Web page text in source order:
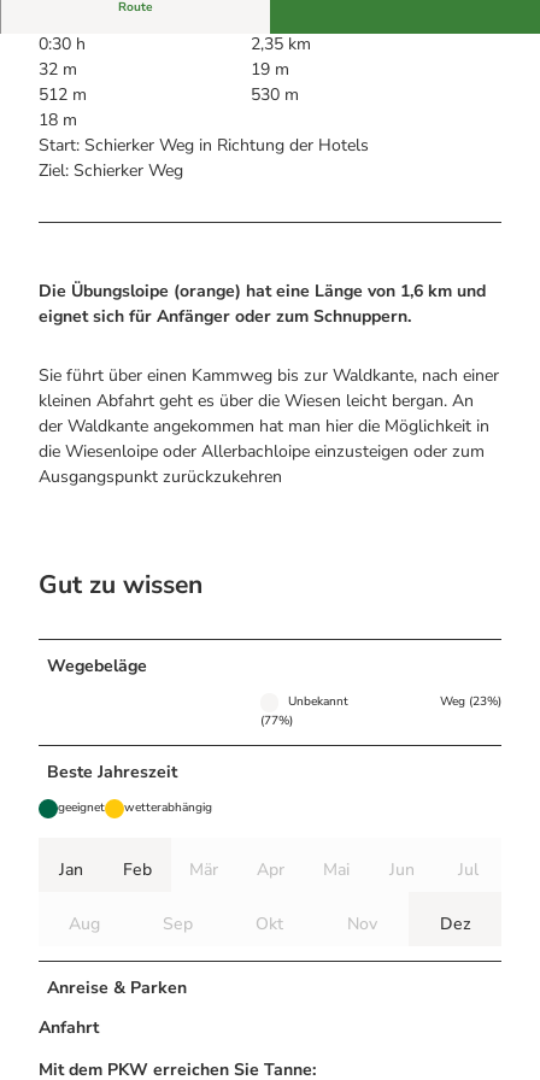
Bogenschiessen in Hohegeiss
Noch lange nicht Schicht im Schacht
Die Eisflüsterer: Harzer Falken
Wanderführer Jörg Kühnhold
Informationen für Gastgeberinnen
Kulinarik
Einkaufen
Webcams
Route
0:30 h
2,35 km
32 m
19 m
512 m
530 m
18 m
Start: Schierker Weg in Richtung der Hotels
Ziel: Schierker Weg
Die Übungsloipe (orange) hat eine Länge von 1,6 km und
eignet sich für Anfänger oder zum Schnuppern.
Sie führt über einen Kammweg bis zur Waldkante, nach einer
kleinen Abfahrt geht es über die Wiesen leicht bergan. An
der Waldkante angekommen hat man hier die Möglichkeit in
die Wiesenloipe oder Allerbachloipe einzusteigen oder zum
Ausgangspunkt zurückzukehren
Gut zu wissen
Wegebeläge
Unbekannt
(77%)
Weg (23%)
Beste Jahreszeit
geeignet wetterabhängig
Jan Feb Mär Apr Mai Jun Jul
Aug Sep Okt Nov Dez
Anreise & Parken
Anfahrt
Mit dem PKW erreichen Sie Tanne: